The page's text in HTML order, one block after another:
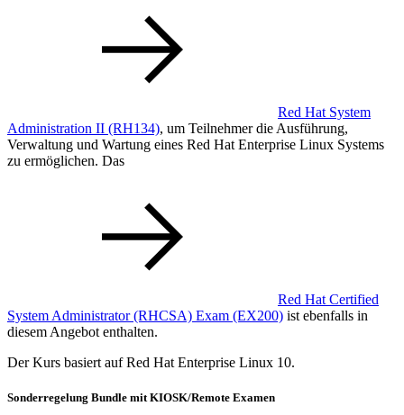
Red Hat System
Administration II (RH134), um Teilnehmer die Ausführung,
Verwaltung und Wartung eines Red Hat Enterprise Linux Systems
zu ermöglichen. Das
Red Hat Certified
System Administrator (RHCSA) Exam (EX200) ist ebenfalls in
diesem Angebot enthalten.
Der Kurs basiert auf Red Hat Enterprise Linux 10.
Sonderregelung Bundle mit KIOSK/Remote Examen